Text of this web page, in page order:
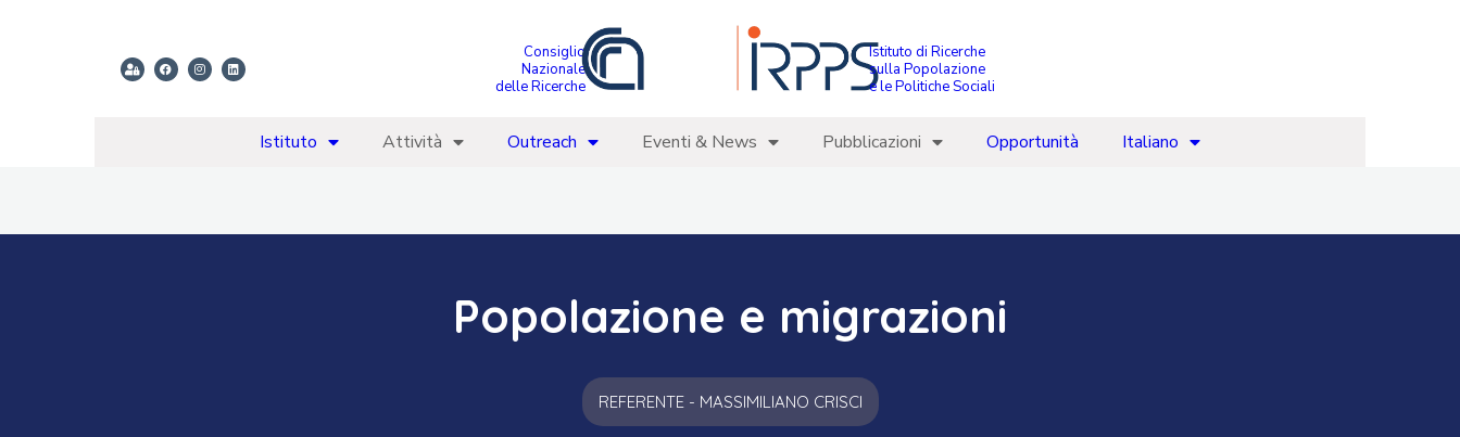
Consiglio
Nazionale
delle Ricerche
Istituto di Ricerche
sulla Popolazione
e le Politiche Sociali
Istituto Attività Outreach Eventi & News Pubblicazioni Opportunità Italiano
Popolazione e migrazioni
REFERENTE - MASSIMILIANO CRISCI